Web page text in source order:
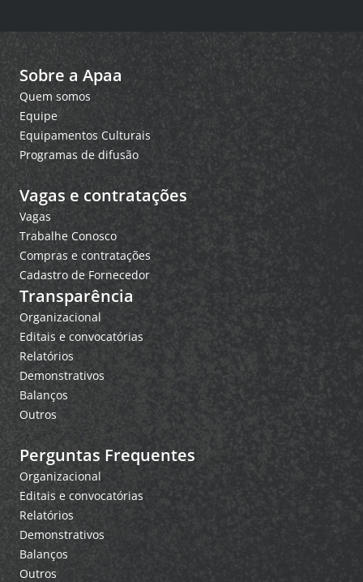
Sobre a Apaa
Quem somos
Equipe
Equipamentos Culturais
Programas de difusão
Vagas e contratações
Vagas
Trabalhe Conosco
Compras e contratações
Cadastro de Fornecedor
Transparência
Organizacional
Editais e convocatórias
Relatórios
Demonstrativos
Balanços
Outros
Perguntas Frequentes
Organizacional
Editais e convocatórias
Relatórios
Demonstrativos
Balanços
Outros